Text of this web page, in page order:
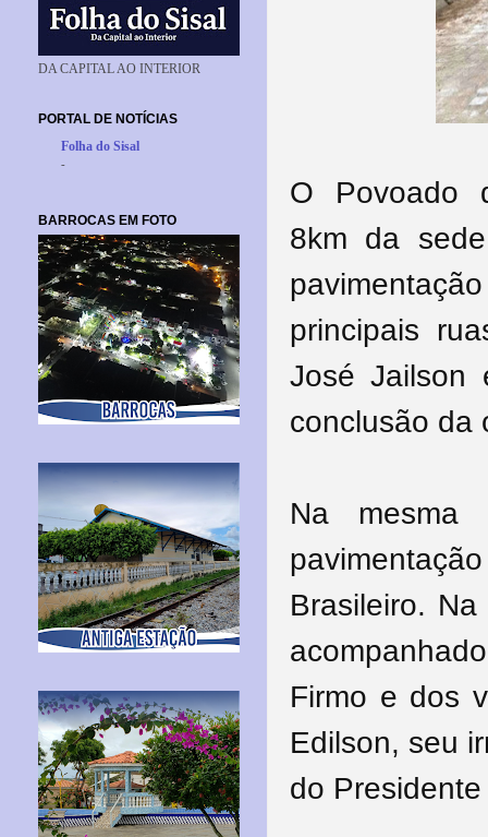
O Povoado
8km da
principais
José Jailson
conclusão da
Na mesma
Brasileiro.
Firmo e dos
Edilson, seu
do
DA CAPITAL AO INTERIOR
PORTAL DE NOTÍCIAS
Folha do Sisal
-
BARROCAS EM FOTO